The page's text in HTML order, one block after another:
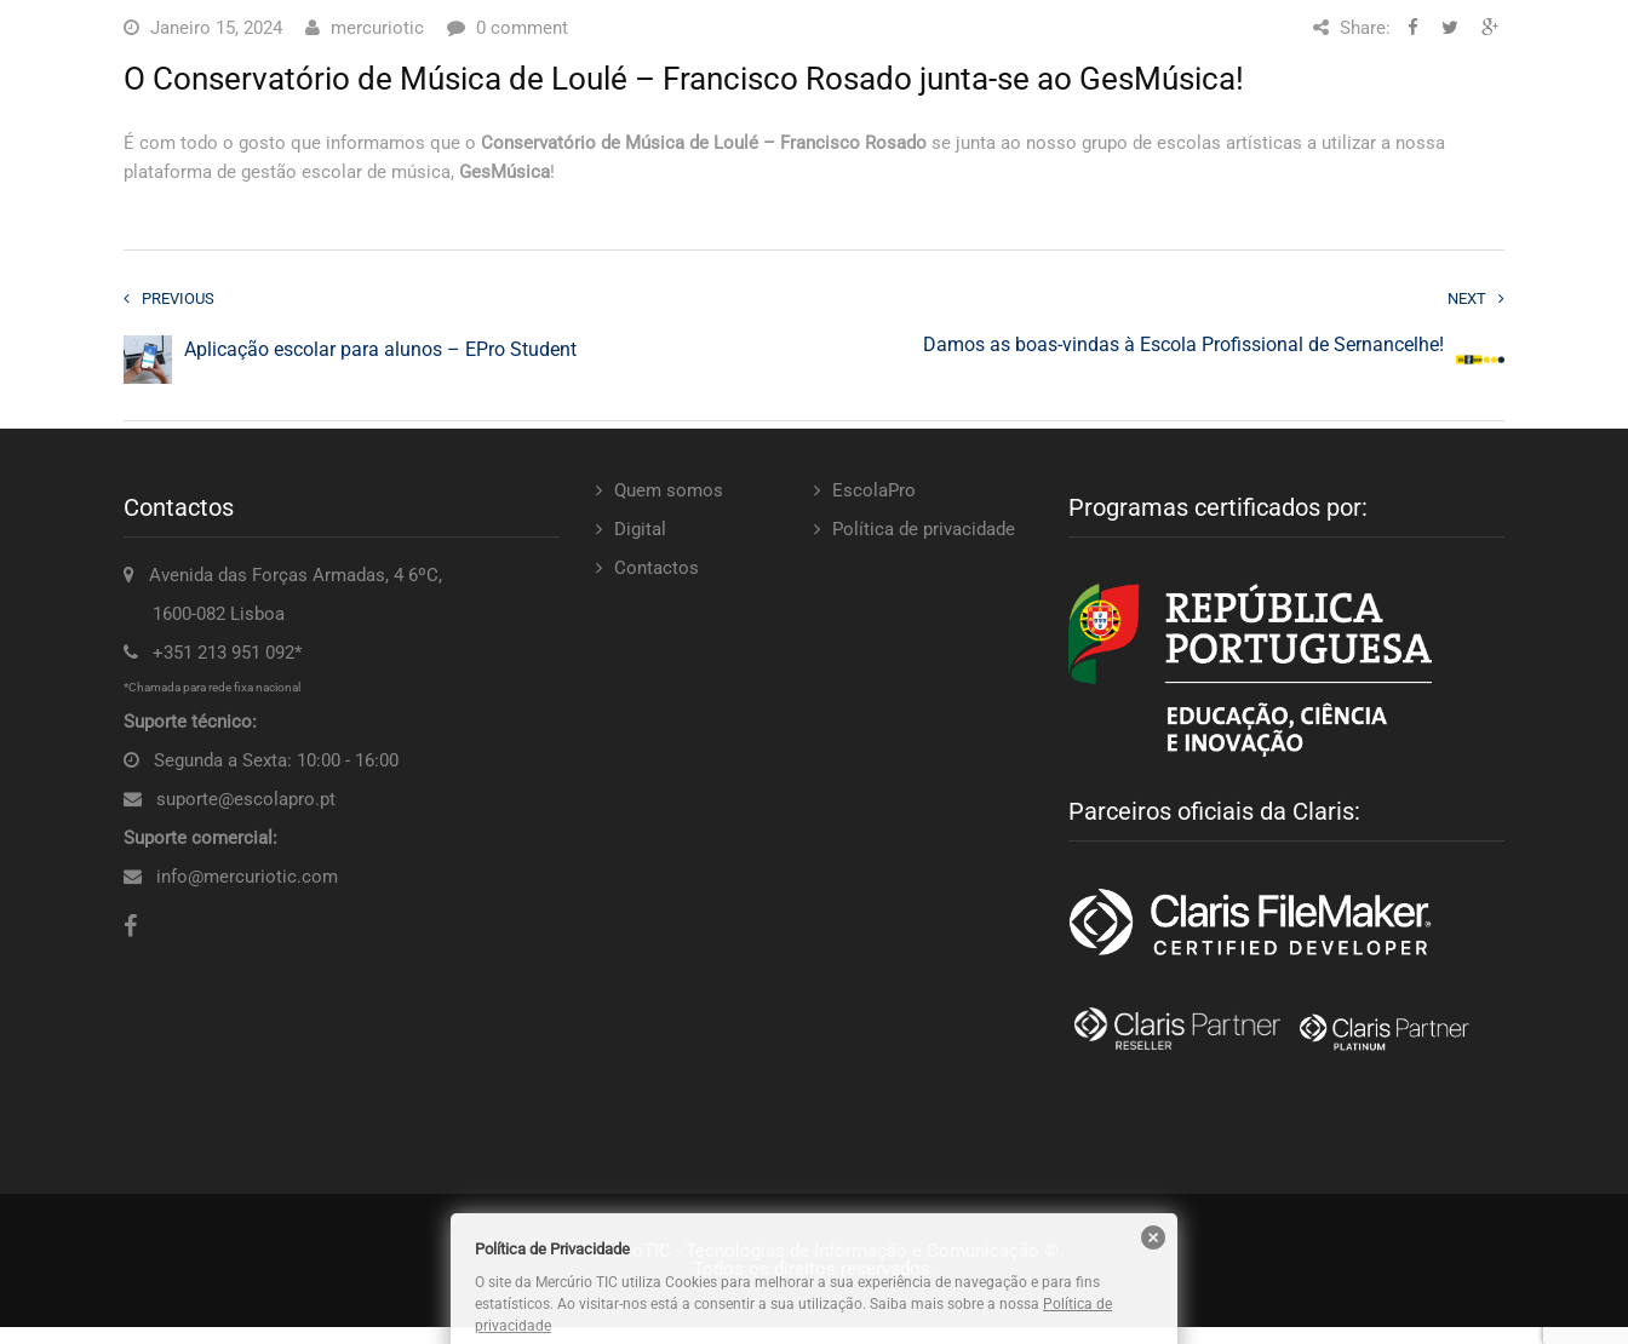
Janeiro 15, 2024 mercuriotic 0 comment Share:
O Conservatório de Música de Loulé – Francisco Rosado junta-se ao GesMúsica!
É com todo o gosto que informamos que o Conservatório de Música de Loulé – Francisco Rosado se junta ao nosso grupo de escolas artísticas a utilizar a nossa
plataforma de gestão escolar de música, GesMúsica!
PREVIOUS
Aplicação escolar para alunos – EPro Student
NEXT
Damos as boas-vindas à Escola Profissional de Sernancelhe!
Contactos
Avenida das Forças Armadas, 4 6ºC,
1600-082 Lisboa
+351 213 951 092*
*Chamada para rede fixa nacional
Suporte técnico:
Segunda a Sexta: 10:00 - 16:00
suporte@escolapro.pt
Suporte comercial:
info@mercuriotic.com
Quem somos
EscolaPro
Digital
Política de privacidade
Contactos
Programas certificados por:
Parceiros oficiais da Claris:
MercúrioTIC - Tecnologias de Informação e Comunicação ©
Política de Privacidade
O site da Mercúrio TIC utiliza Cookies para melhorar a sua experiência de navegação e para fins
estatísticos. Ao visitar-nos está a consentir a sua utilização. Saiba mais sobre a nossa Política de
privacidade